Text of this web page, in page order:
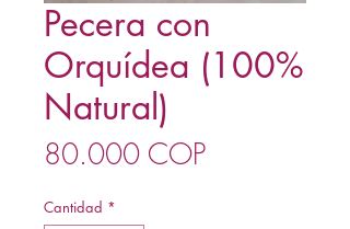
Pecera con
Orquídea (100%
Natural)
80.000 COPPrecio
Cantidad *